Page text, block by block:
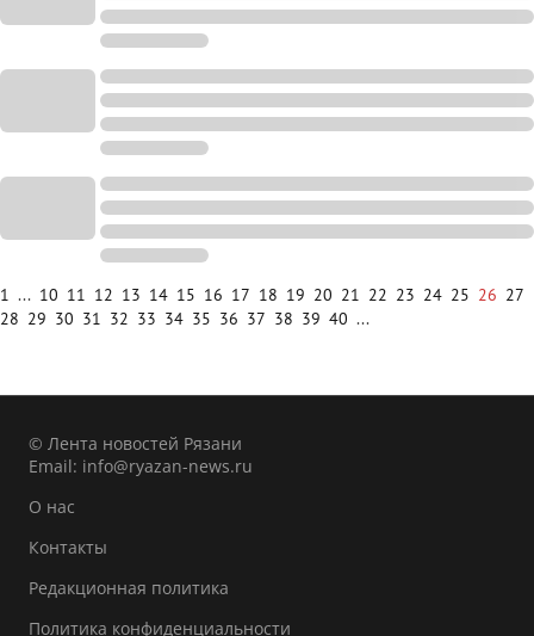
1 ... 10 11 12 13 14 15 16 17 18 19 20 21 22 23 24 25 26 27
28 29 30 31 32 33 34 35 36 37 38 39 40 ...
© Лента новостей Рязани
Email: info@ryazan-news.ru
О нас
Контакты
Редакционная политика
Политика конфиденциальности